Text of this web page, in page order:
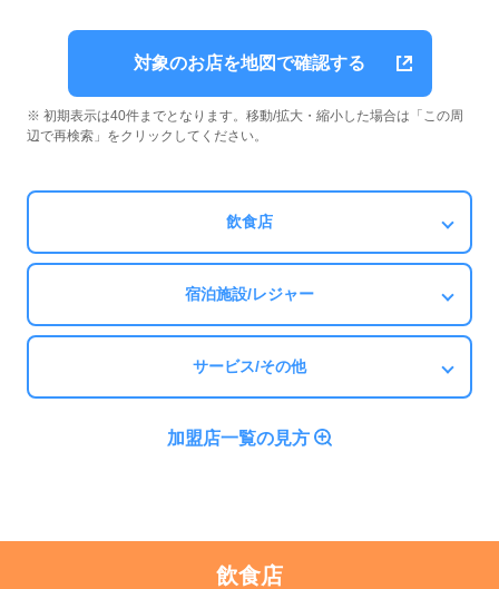
対象のお店を地図で確認する
※ 初期表示は40件までとなります。移動/拡大・縮小した場合は「この周
辺で再検索」をクリックしてください。
飲食店
宿泊施設/レジャー
サービス/その他
加盟店一覧の見方
飲食店